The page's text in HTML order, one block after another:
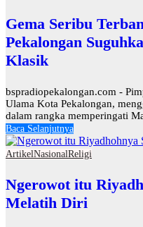
Gema Seribu
Pekalongan
Klasik
bspradiopekalongan.com -
Ulama Kota Pekalongan,
dalam rangka memperingati
Baca Selanjutnya
ArtikelNasionalReligi
Ngerowot itu
Melatih Diri